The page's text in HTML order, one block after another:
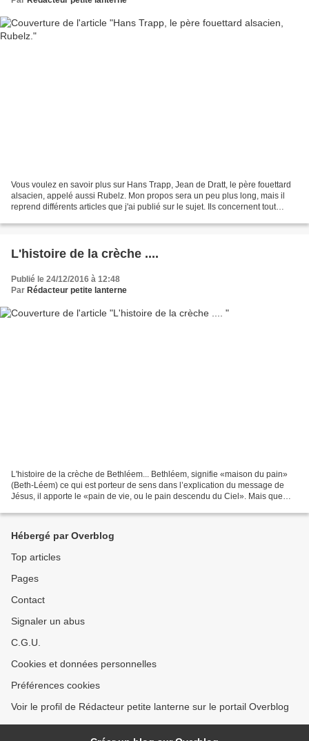
Vous voulez en savoir plus sur Hans Trapp, Jean de Dratt, le père fouettard
alsacien, appelé aussi Rubelz. Mon propos sera un peu plus long, mais il
reprend différents articles que j'ai publié sur le sujet. Ils concernent tout
L'histoire de la crèche ....
Publié le 24/12/2016 à 12:48
Par Rédacteur petite lanterne
L'histoire de la crèche de Bethléem... Bethléem, signifie «maison du pain»
(Beth-Léem) ce qui est porteur de sens dans l’explication du message de
Jésus, il apporte le «pain de vie, ou le pain descendu du Ciel». Mais que
Hébergé par Overblog
Top articles
Pages
Contact
Signaler un abus
C.G.U.
Cookies et données personnelles
Préférences cookies
Voir le profil de Rédacteur petite lanterne sur le portail Overblog